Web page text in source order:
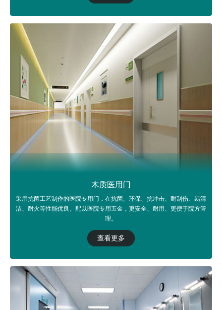
木质医用门
采用抗菌工艺制作的医院专用门，在抗菌、环保、抗冲击、耐刮伤、易清
洁、耐火等性能优良。配以医院专用五金，更安全、耐用、更便于院方管
理。
查看更多